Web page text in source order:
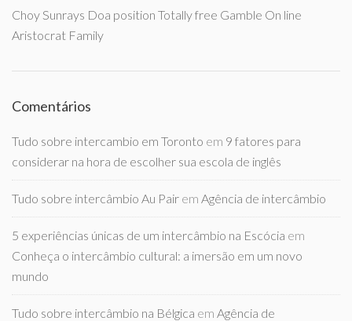
Choy Sunrays Doa position Totally free Gamble On line
Aristocrat Family
Comentários
Tudo sobre intercambio em Toronto em 9 fatores para
considerar na hora de escolher sua escola de inglês
Tudo sobre intercâmbio Au Pair em Agência de intercâmbio
5 experiências únicas de um intercâmbio na Escócia em
Conheça o intercâmbio cultural: a imersão em um novo
mundo
Tudo sobre intercâmbio na Bélgica em Agência de